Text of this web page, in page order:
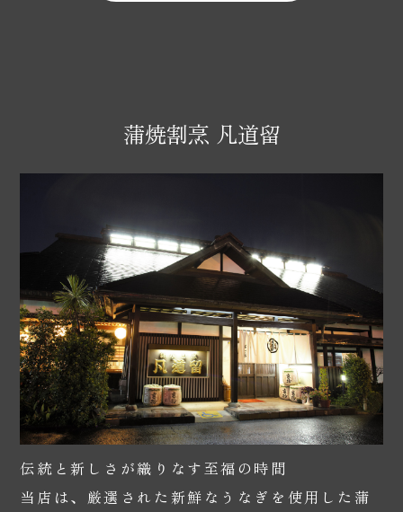
蒲焼割烹 凡道留
伝統と新しさが織りなす至福の時間
当店は、厳選された新鮮なうなぎを使用した蒲